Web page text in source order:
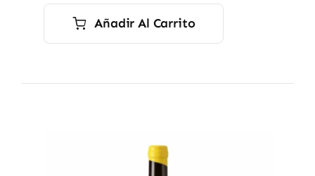
Añadir Al Carrito